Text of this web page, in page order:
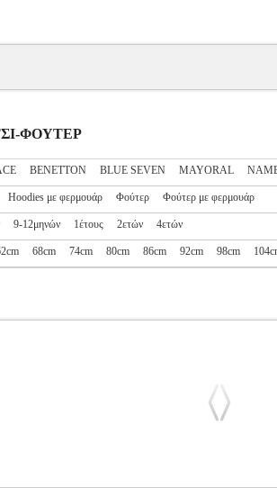
ΦΟΥΤΕΡ
BENETTON BLUE SEVEN MAYORAL
Hoodies με φερμουάρ Φούτερ Φούτερ με φερμουάρ
9-12μηνών 1έτους 2ετών 4ετών
68cm 74cm 80cm 86cm 92cm 98cm